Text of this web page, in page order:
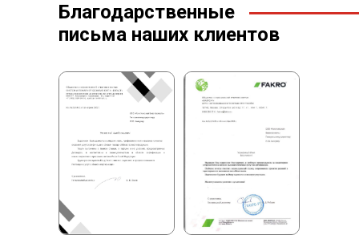
Благодарственные
письма наших клиентов